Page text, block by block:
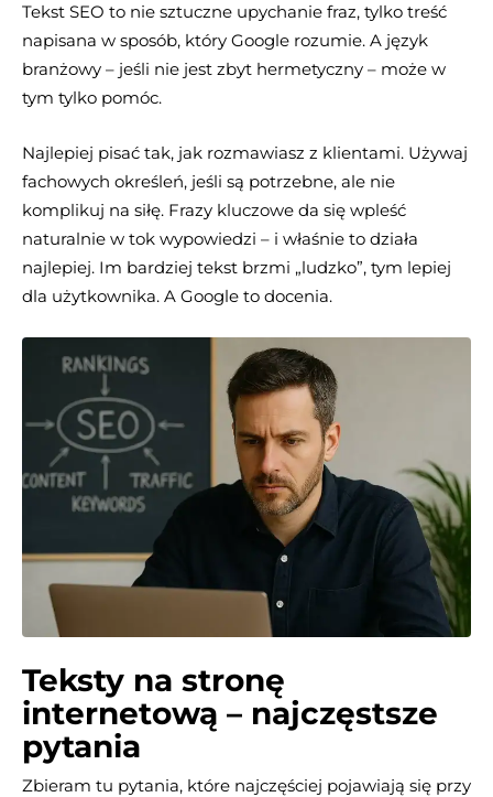
Tekst SEO to nie sztuczne upychanie fraz, tylko treść
napisana w sposób, który Google rozumie. A język
branżowy – jeśli nie jest zbyt hermetyczny – może w
tym tylko pomóc.
Najlepiej pisać tak, jak rozmawiasz z klientami. Używaj
fachowych określeń, jeśli są potrzebne, ale nie
komplikuj na siłę. Frazy kluczowe da się wpleść
naturalnie w tok wypowiedzi – i właśnie to działa
najlepiej. Im bardziej tekst brzmi „ludzko”, tym lepiej
dla użytkownika. A Google to docenia.
Teksty na stronę
internetową – najczęstsze
pytania
Zbieram tu pytania, które najczęściej pojawiają się przy